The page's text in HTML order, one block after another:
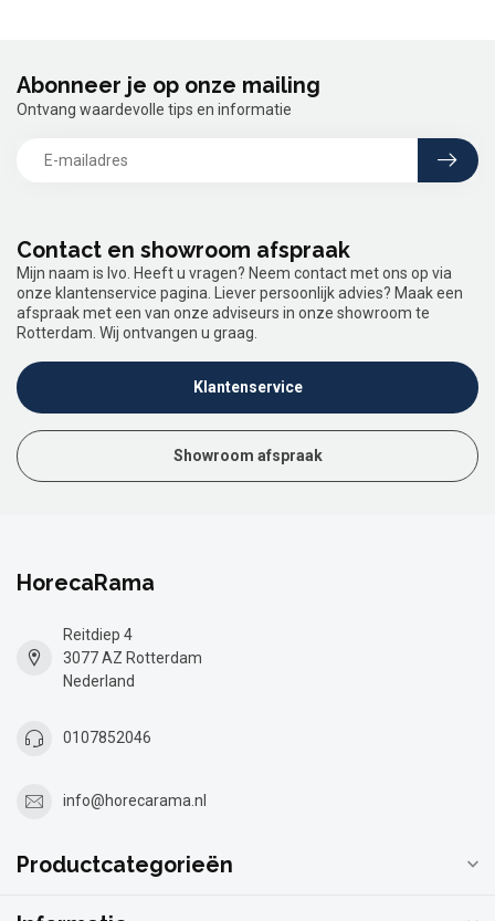
Contact en showroom afspraak
Mijn naam is Ivo. Heeft u vragen? Neem contact met ons op via
onze klantenservice pagina. Liever persoonlijk advies? Maak een
afspraak met een van onze adviseurs in onze showroom te
Rotterdam. Wij ontvangen u graag.
Klantenservice
Showroom afspraak
Abonneer je op onze mailing
Ontvang waardevolle tips en informatie
HorecaRama
Reitdiep 4
3077 AZ Rotterdam
Nederland
0107852046
info@horecarama.nl
Productcategorieën